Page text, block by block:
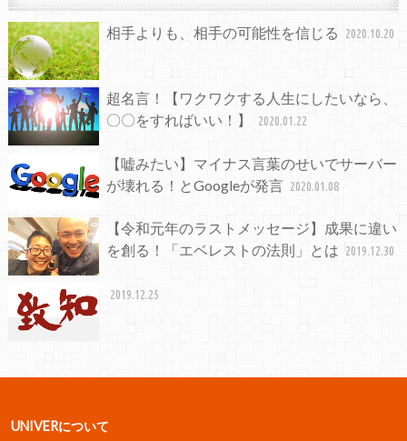
相手よりも、相手の可能性を信じる 2020.10.20
超名言！【ワクワクする人生にしたいなら、
〇〇をすればいい！】
2020.01.22
【嘘みたい】マイナス言葉のせいでサーバー
が壊れる！とGoogleが発言 2020.01.08
【令和元年のラストメッセージ】成果に違い
を創る！「エベレストの法則」とは 2019.12.30
2019.12.25
UNIVERについて